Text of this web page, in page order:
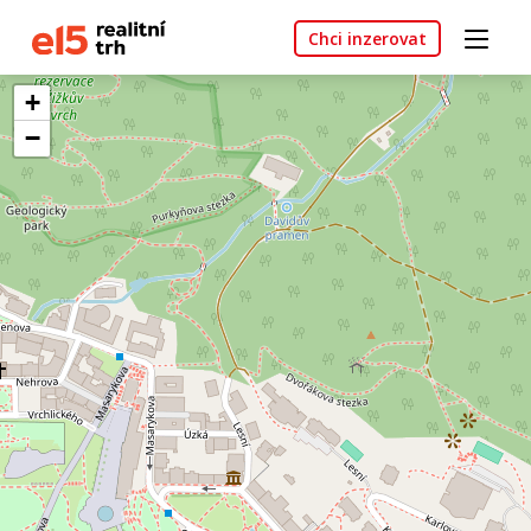
Chci inzerovat
+
−